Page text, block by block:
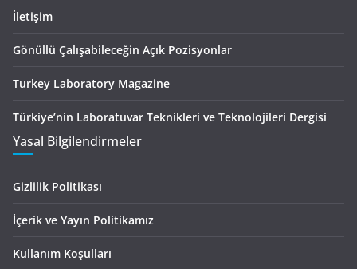
İletişim
Gönüllü Çalışabileceğin Açık Pozisyonlar
Turkey Laboratory Magazine
Türkiye’nin Laboratuvar Teknikleri ve Teknolojileri Dergisi
Yasal Bilgilendirmeler
Gizlilik Politikası
İçerik ve Yayın Politikamız
Kullanım Koşulları